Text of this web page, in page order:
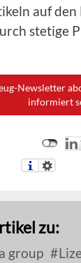
auf
stetige
Newsletter
informiert
zu:
group